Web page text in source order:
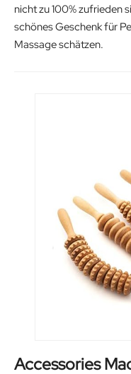
nicht zu 100% zufrieden
schönes Geschenk für
Massage schätzen.
Accessories